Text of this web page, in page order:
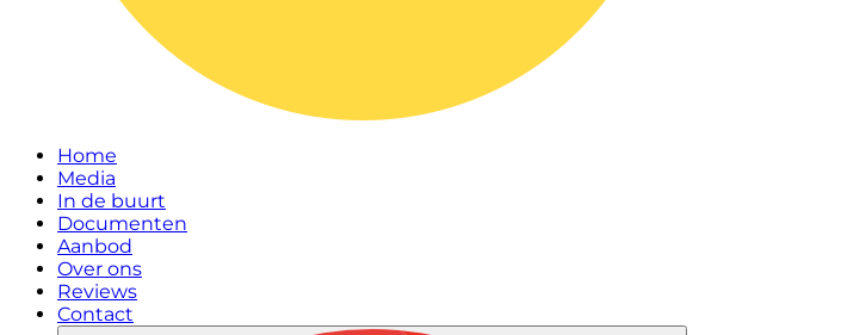
Home
Media
In de buurt
Documenten
Aanbod
Over ons
Reviews
Contact